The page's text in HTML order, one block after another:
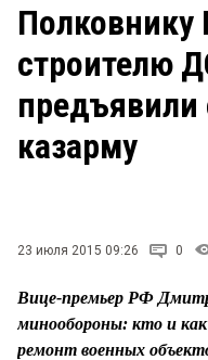
ЗАКОН
НОВОСТИ КОМПАНИЙ
строителю
предъявили
казарму
23 июля 2015 09:26 0
Вице-премьер РФ
минообороны: кто и
ремонт военных